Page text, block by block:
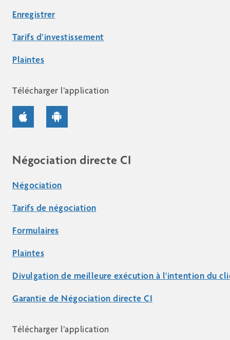
Enregistrer
Tarifs d’investissement
Plaintes
Télécharger l’application
Négociation directe CI
Négociation
Tarifs de négociation
Formulaires
Plaintes
Divulgation de meilleure exécution à l'intention du
Garantie de Négociation directe CI
Télécharger l’application